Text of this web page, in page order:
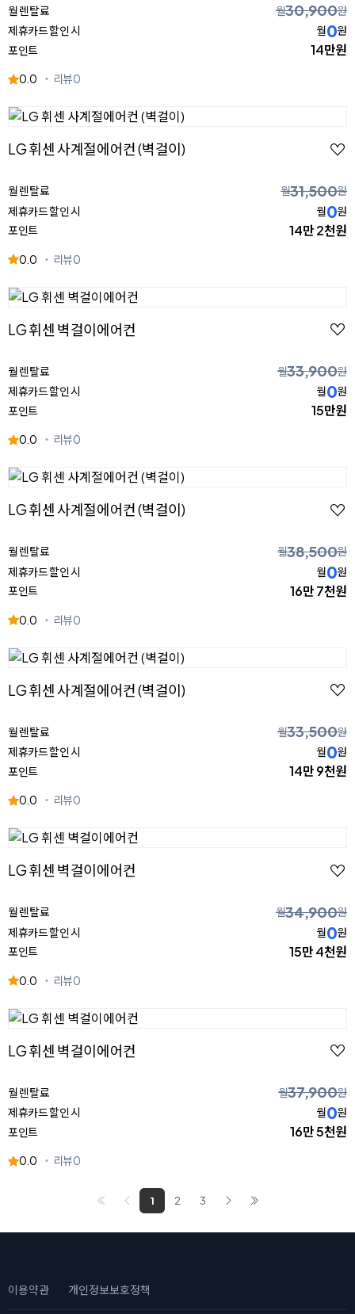
월 렌탈료 월30,900원
제휴카드 할인 시
월0원
포인트
14만원
0.0 리뷰0
LG 휘센 사계절에어컨 (벽걸이)
월 렌탈료 월31,500원
제휴카드 할인 시
월0원
포인트
14만 2천원
0.0 리뷰0
LG 휘센 벽걸이에어컨
월 렌탈료 월33,900원
제휴카드 할인 시
월0원
포인트
15만원
0.0 리뷰0
LG 휘센 사계절에어컨 (벽걸이)
월 렌탈료 월38,500원
제휴카드 할인 시
월0원
포인트
16만 7천원
0.0 리뷰0
LG 휘센 사계절에어컨 (벽걸이)
월 렌탈료 월33,500원
제휴카드 할인 시
월0원
포인트
14만 9천원
0.0 리뷰0
LG 휘센 벽걸이에어컨
월 렌탈료 월34,900원
제휴카드 할인 시
월0원
포인트
15만 4천원
0.0 리뷰0
LG 휘센 벽걸이에어컨
월 렌탈료 월37,900원
제휴카드 할인 시
월0원
포인트
16만 5천원
0.0 리뷰0
1 2 3
이용약관 개인정보보호정책